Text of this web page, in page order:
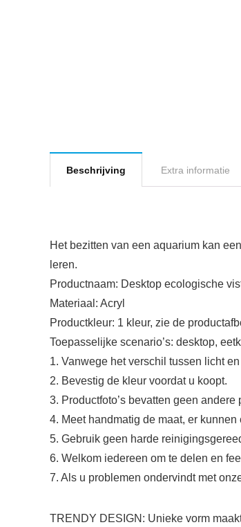
Beschrijving Extra informatie
Het bezitten van een aquarium kan
leren.
Productnaam: Desktop ecologische
Materiaal: Acryl
Productkleur: 1 kleur, zie de
Toepasselijke scenario’s: desktop,
1. Vanwege het verschil tussen licht
2. Bevestig de kleur voordat u koopt.
3. Productfoto’s bevatten geen
4. Meet handmatig de maat, er
5. Gebruik geen harde
6. Welkom iedereen om te delen en
7. Als u problemen ondervindt met
TRENDY DESIGN: Unieke vorm